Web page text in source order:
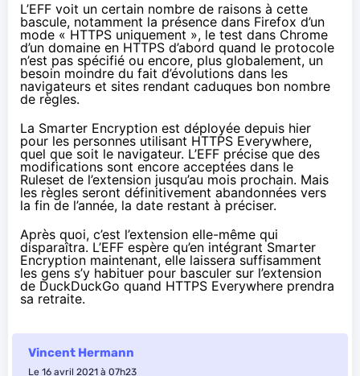
L’EFF voit un certain nombre de raisons à cette
bascule, notamment la présence dans Firefox d’un
mode « HTTPS uniquement », le test dans Chrome
d’un domaine en HTTPS d’abord quand le protocole
n’est pas spécifié ou encore, plus globalement, un
besoin moindre du fait d’évolutions dans les
navigateurs et sites rendant caduques bon nombre
de règles.
La Smarter Encryption est déployée depuis hier
pour les personnes utilisant HTTPS Everywhere,
quel que soit le navigateur. L’EFF précise que des
modifications sont encore acceptées dans le
Ruleset de l’extension jusqu’au mois prochain. Mais
les règles seront définitivement abandonnées vers
la fin de l’année, la date restant à préciser.
Après quoi, c’est l’extension elle-même qui
disparaîtra. L’EFF espère qu’en intégrant Smarter
Encryption maintenant, elle laissera suffisamment
les gens s’y habituer pour basculer sur l’extension
de DuckDuckGo quand HTTPS Everywhere prendra
sa retraite.
Vincent Hermann
Le 16 avril 2021 à 07h23